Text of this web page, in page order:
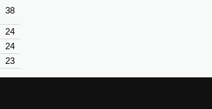
38
24
24
23